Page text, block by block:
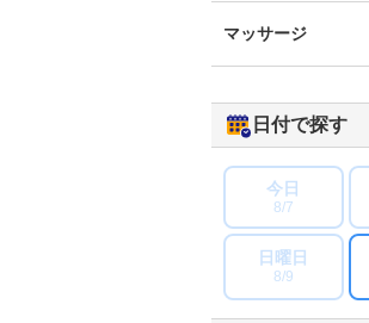
マッサージ
日付で探す
今日
8/7
日曜日
8/9